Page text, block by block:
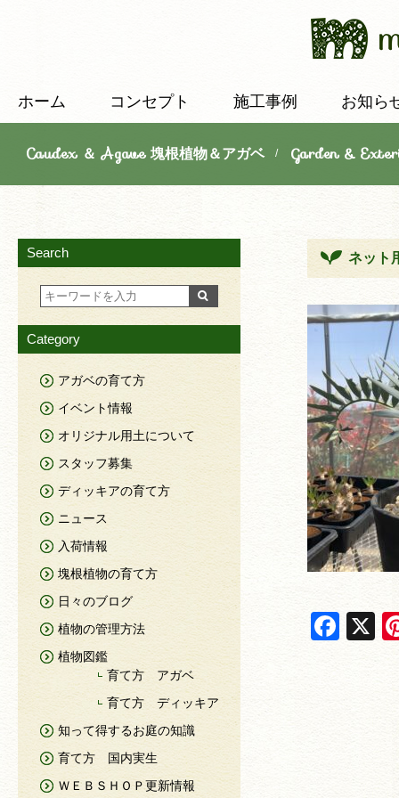
ホーム コンセプト 施工事例 お知ら
Caudex ＆ Agave 塊根植物＆アガベ/Garden &
ネット
F
X
Search
Category
アガベの育て方
イベント情報
オリジナル用土について
スタッフ募集
ディッキアの育て方
ニュース
入荷情報
塊根植物の育て方
日々のブログ
植物の管理方法
植物図鑑
育て方 アガベ
育て方 ディッキア
知って得するお庭の知識
育て方 国内実生
ＷＥＢＳＨＯＰ更新情報